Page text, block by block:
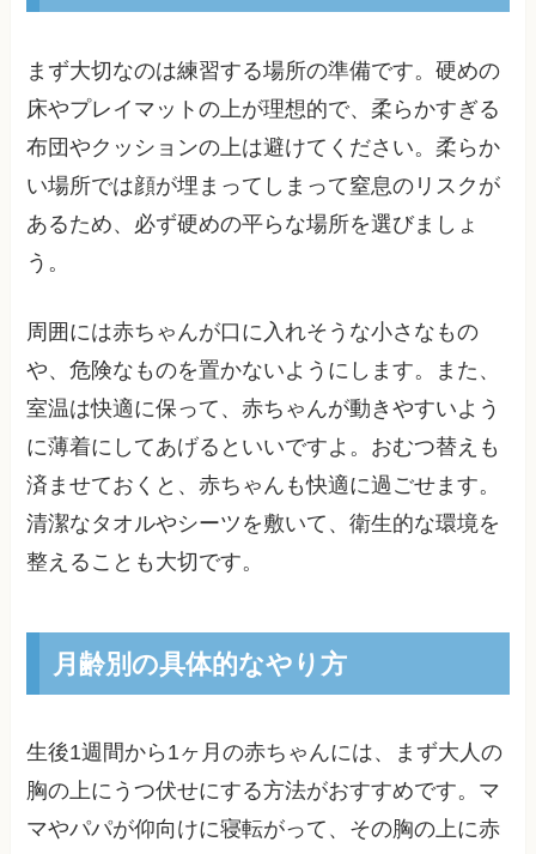
まず大切なのは練習する場所の準備です。硬めの
床やプレイマットの上が理想的で、柔らかすぎる
布団やクッションの上は避けてください。柔らか
い場所では顔が埋まってしまって窒息のリスクが
あるため、必ず硬めの平らな場所を選びましょ
う。
周囲には赤ちゃんが口に入れそうな小さなもの
や、危険なものを置かないようにします。また、
室温は快適に保って、赤ちゃんが動きやすいよう
に薄着にしてあげるといいですよ。おむつ替えも
済ませておくと、赤ちゃんも快適に過ごせます。
清潔なタオルやシーツを敷いて、衛生的な環境を
整えることも大切です。
月齢別の具体的なやり方
生後1週間から1ヶ月の赤ちゃんには、まず大人の
胸の上にうつ伏せにする方法がおすすめです。マ
マやパパが仰向けに寝転がって、その胸の上に赤